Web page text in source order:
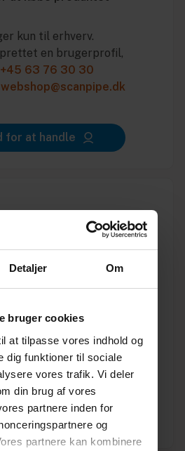
Detaljer Om
bruger cookies
at tilpasse vores indhold og
dig funktioner til sociale
vores trafik. Vi deler
din brug af vores
partnere inden for
og
partnere kan kombinere
kun til erhverv.
en brugerprofil,
+45 63 76 30 30
webshop@scanpipe.dk
for at handle